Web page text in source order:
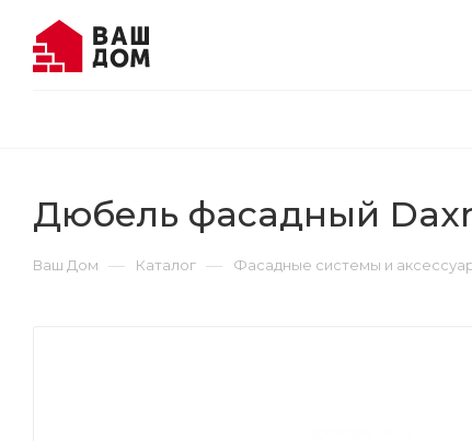
Дюбель фасадный
Ваш Дом — Каталог — Фасадные системы и